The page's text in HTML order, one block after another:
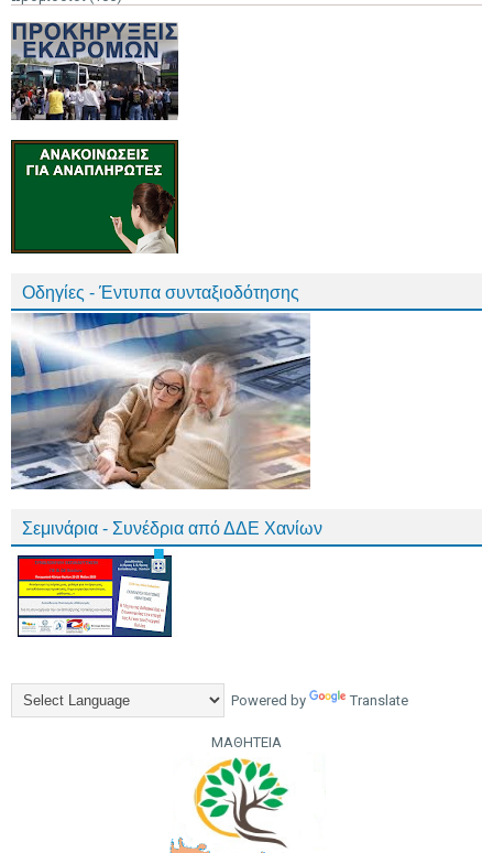
Οδηγίες - Έντυπα συνταξιοδότησης
Σεμινάρια - Συνέδρια από ΔΔΕ Χανίων
Powered by Translate
ΜΑΘΗΤΕΙΑ